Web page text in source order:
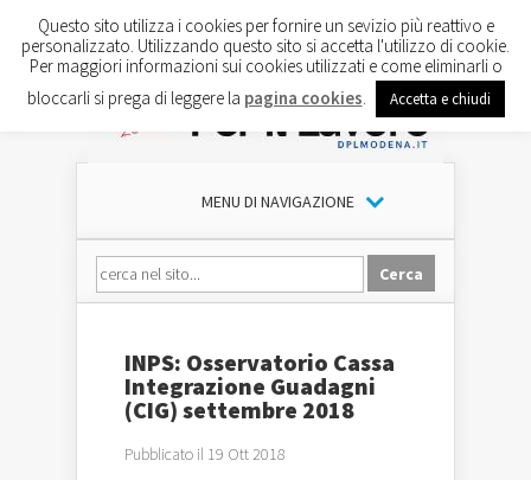
MENU DI NAVIGAZIONE
INPS: Osservatorio Cassa
Integrazione Guadagni
(CIG) settembre 2018
Pubblicato il 19 Ott 2018
Questo sito utilizza i cookies per fornire un sevizio più reattivo e
personalizzato. Utilizzando questo sito si accetta l'utilizzo di cookie.
Per maggiori informazioni sui cookies utilizzati e come eliminarli o
bloccarli si prega di leggere la pagina cookies Accetta e chiudi